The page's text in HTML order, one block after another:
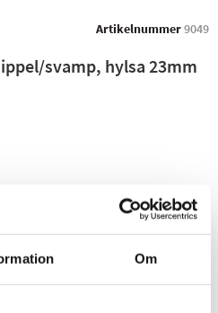
Om
Artikelnummer9049
svamp, hylsa 23mm
KUNDVAGN